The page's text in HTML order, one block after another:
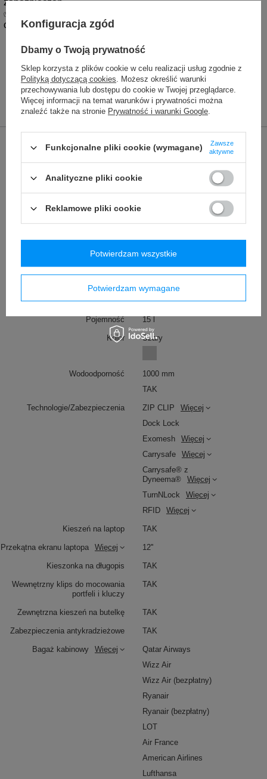
✅
całym świecie.
Marka Pacsafe
Podmiot odpowiedzialny za ten
Red Bird GmbH Więcej
Seria
Wymiary 36,5 x 25 x 13 cm
Pojemność 15 l
Kolor Szary
Wodoodporność
1000 mm
TAK
Technologie/Zabezpieczenia ZIP CLIP
Więcej
Dock Lock
Exomesh
Więcej
Carrysafe
Więcej
Carrysafe® z
Dyneema®
Więcej
TurnNLock
Więcej
RFID
Więcej
Kieszeń na laptop TAK
Przekątna ekranu laptopa Więcej 12''
Kieszonka na długopis TAK
Wewnętrzny klips do mocowania
portfeli i kluczy
TAK
Zewnętrzna kieszeń na butelkę TAK
Zabezpieczenia antykradzieżowe TAK
Bagaż kabinowy Więcej
Qatar Airways
Wizz Air
Wizz Air (bezpłatny)
Ryanair
Ryanair (bezpłatny)
LOT
Air France
American Airlines
Lufthansa
Konfiguracja zgód
Dbamy o Twoją prywatność
Sklep korzysta z plików cookie w celu realizacji usług zgodnie z
Polityką dotyczącą cookies. Możesz określić warunki
przechowywania lub dostępu do cookie w Twojej przeglądarce.
Więcej informacji na temat warunków i prywatności można
znaleźć także na stronie Prywatność i warunki Google.
Funkcjonalne pliki cookie (wymagane)
Zawsze
aktywne
Analityczne pliki cookie
Reklamowe pliki cookie
Potwierdzam wymagane
Potwierdzam wszystkie